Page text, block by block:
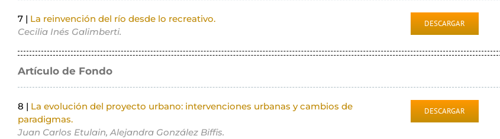
7 | La reinvención del río desde lo recreativo.
Cecilia Inés Galimberti.
DESCARGAR
Artículo de Fondo
8 | La evolución del proyecto urbano: intervenciones urbanas y cambios de
paradigmas.
Juan Carlos Etulain, Alejandra González Biffis.
DESCARGAR